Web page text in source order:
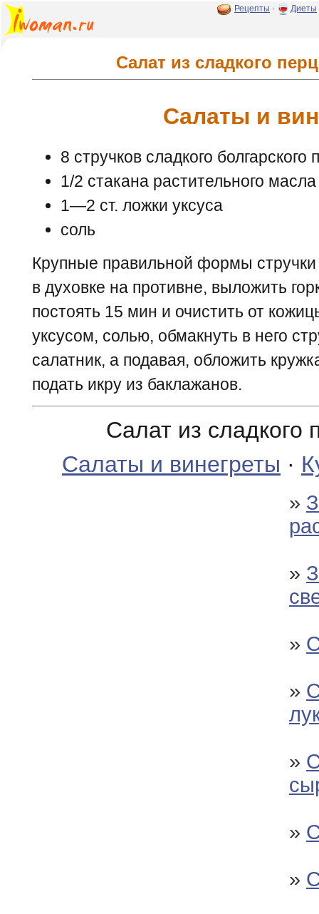
Рецепты · Диеты
Салат из сладкого
Салаты и
8 стручков сладкого болгарского
1/2 стакана растительного масла
1—2 ст. ложки уксуса
соль
Крупные правильной формы
в духовке на противне, выложить
постоять 15 мин и очистить от
уксусом, солью, обмакнуть в него
салатник, а подавая, обложить
подать икру из баклажанов.
Салат из сладкого
Салаты и винегреты ·
»
»
»
»
»
»
»